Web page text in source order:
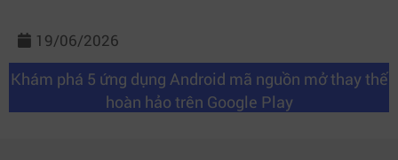
19/06/2026
Khám phá 5 ứng dụng Android mã nguồn mở thay thế
hoàn hảo trên Google Play